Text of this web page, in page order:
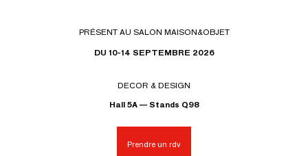
PRÉSENT AU SALON MAISON&OBJET
DU 10-14 SEPTEMBRE 2026
DECOR & DESIGN
Hall 5A — Stands Q98
Prendre un rdv